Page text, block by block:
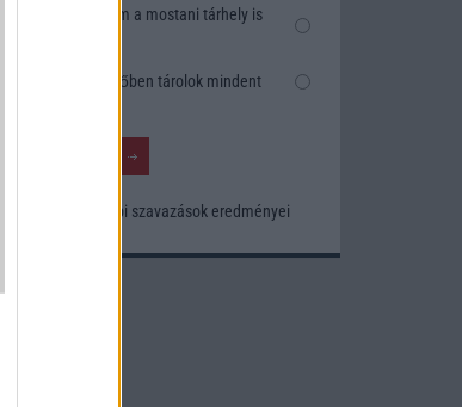
Nem, nekem a mostani tárhely is
Inkább felhőben tárolok mindent
Korábbi szavazások eredményei